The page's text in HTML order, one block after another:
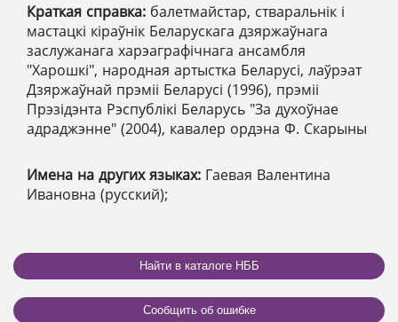
Краткая справка: балетмайстар, стваральнік і
мастацкі кіраўнік Беларускага дзяржаўнага
заслужанага харэаграфічнага ансамбля
"Харошкі", народная артыстка Беларусі, лаўрэат
Дзяржаўнай прэміі Беларусі (1996), прэміі
Прэзідэнта Рэспублікі Беларусь "За духоўнае
адраджэнне" (2004), кавалер ордэна Ф. Скарыны
Имена на других языках: Гаевая Валентина
Ивановна (русский);
Найти в каталоге НББ
Сообщить об ошибке